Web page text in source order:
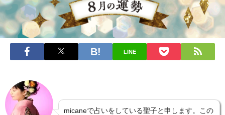
LINE
micaneで占いをしている聖子と申します。この